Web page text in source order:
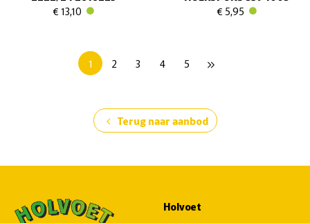
€ 13,10
€ 5,95
1 2 3 4 5 keyboard_double_arrow_right
chevron_left Terug naar aanbod
Holvoet